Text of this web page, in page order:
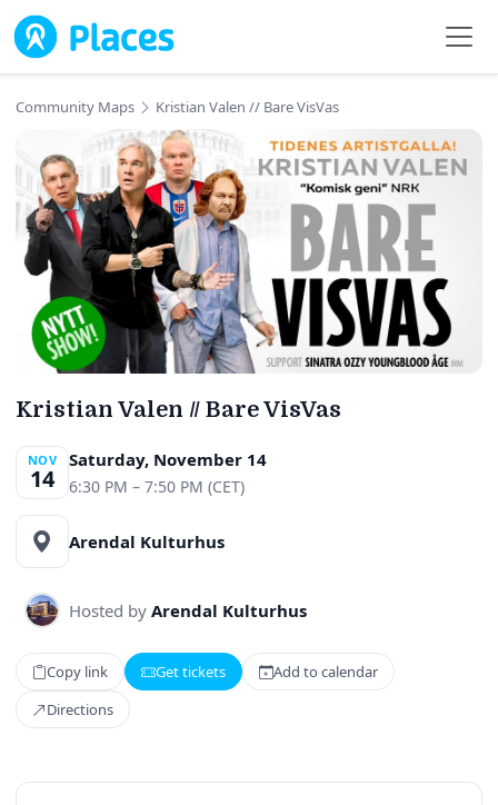
Skip to main content
Community Maps Kristian Valen // Bare VisVas
Kristian Valen // Bare VisVas
NOV
14
Saturday, November 14
6:30 PM – 7:50 PM (CET)
Arendal Kulturhus
Hosted by Arendal Kulturhus
Copy link Get tickets
Add to calendar
Directions